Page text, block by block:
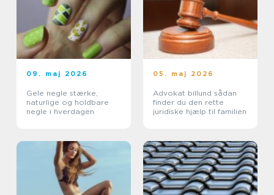
09. maj 2026
Gele negle stærke,
naturlige og holdbare
negle i hverdagen
05. maj 2026
Advokat billund sådan
finder du den rette
juridiske hjælp til familien